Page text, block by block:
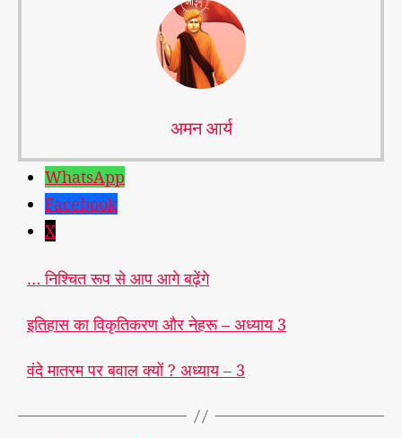
अमन आर्य
WhatsApp
Facebook
X
… निश्चित रूप से आप आगे बढ़ेंगे
इतिहास का विकृतिकरण और नेहरू – अध्याय 3
वंदे मातरम पर बवाल क्यों ? अध्याय – 3